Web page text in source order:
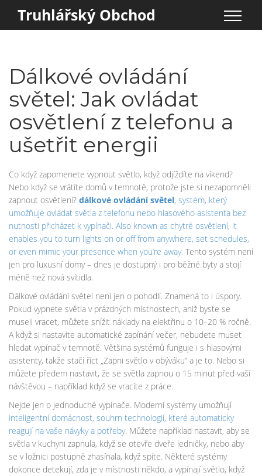
Truhlářský Obchod
Dálkové ovládání
světel: Jak ovládat
osvětlení z telefonu a
ušetřit energii
Co když zapomenete vypnout světlo, když odjíždíte na víkend?
Nebo když se vrátíte domů v temnotě, protože jste si nezapomněli
zapnout osvětlení? dálkové ovládání světel, systém, který
umožňuje ovládat světla z telefonu nebo hlasového asistenta bez
nutnosti přicházet k vypínači. Also known as chytré osvětlení, it
enables you to turn lights on or off from anywhere, set schedules,
or even mimic your presence when you’re away. Tento systém není
jen pro luxusní domy – dnes je dostupný i pro běžné byty a stojí
méně než nová svítidla.
Dálkové ovládání světel není jen o pohodlí. Znamená to i úspory.
Pokud vypnete světla v prázdných místnostech, aniž byste se
museli vracet, můžete snížit náklady na elektřinu o 10–20 % ročně.
A když si nastavíte automatické zapínání večer, nebudete muset
hledat vypínač v temnotě. Většina systémů funguje i s hlasovými
asistenty, takže stačí říct „Zapni světlo v obýváku“ a je to. Nebo si
můžete předem nastavit, že se světla zapnou o 15 minut před vaší
návštěvou – například když se vracíte z práce.
Nejde jen o jednoduché vypínače. Moderní systémy umožňují
inteligentní domácnost, souhrn technologií, které automaticky
reagují na vaše návyky a potřeby. Můžete například nastavit, aby se
světla v kuchyni zapnula, když se otevře dveře ledničky, nebo aby
se v ložnici postupně zhasínala, když spíte. Některé systémy
dokonce detekují, zda je v místnosti někdo, a vypínají světlo, když